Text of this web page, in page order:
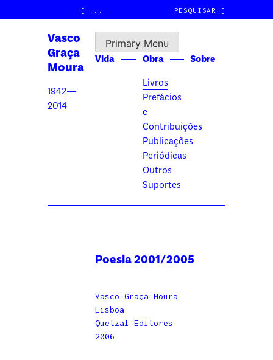
[ ]
Vasco
Graça
Moura
1942—
2014
Primary Menu
Vida
Obra
Livros
Prefácios
e
Contribuições
Publicações
Periódicas
Outros
Suportes
Sobre
Poesia 2001/2005
Vasco Graça Moura
Lisboa
Quetzal Editores
2006